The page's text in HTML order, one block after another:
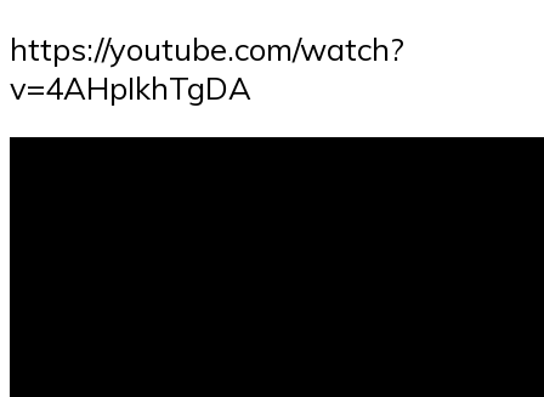
https://youtube.com/watch?
v=4AHpIkhTgDA